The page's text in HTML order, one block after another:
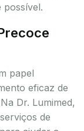
possível.
papel
eficaz de
Dr. Lumimed,
de